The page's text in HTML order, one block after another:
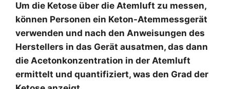
Um die Ketose über die Atemluft zu messen,
können Personen ein Keton-Atemmessgerät
verwenden und nach den Anweisungen des
Herstellers in das Gerät ausatmen, das dann
die Acetonkonzentration in der Atemluft
ermittelt und quantifiziert, was den Grad der